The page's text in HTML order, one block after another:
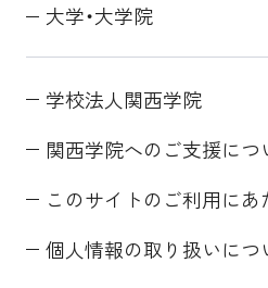
大学・大学院
学校法人関西学院
関西学院へのご支援につ
このサイトのご利用にあ
個人情報の取り扱いにつ